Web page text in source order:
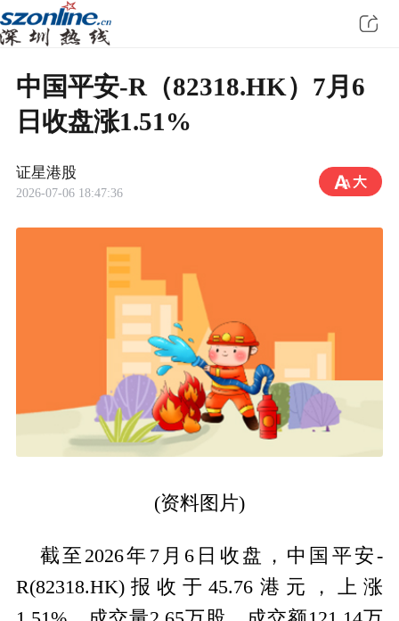
中国平安-R（82318.HK）7月6
日收盘涨1.51%
证星港股
2026-07-06 18:47:36
(资料图片)
截至2026年7月6日收盘，中国平安-
R(82318.HK)报收于45.76港元，上涨